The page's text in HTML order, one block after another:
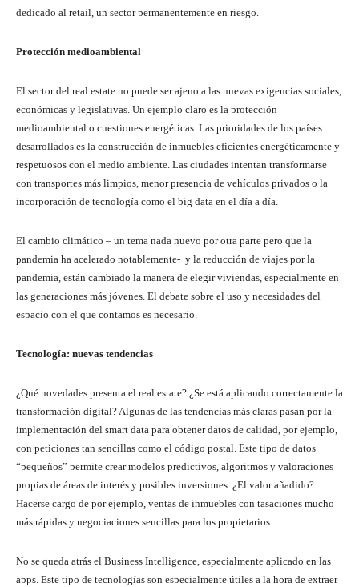
dedicado al retail, un sector permanentemente en riesgo.
Protección medioambiental
El sector del real estate no puede ser ajeno a las nuevas exigencias sociales,
económicas y legislativas. Un ejemplo claro es la protección
medioambiental o cuestiones energéticas. Las prioridades de los países
desarrollados es la construcción de inmuebles eficientes energéticamente y
respetuosos con el medio ambiente. Las ciudades intentan transformarse
con transportes más limpios, menor presencia de vehículos privados o la
incorporación de tecnología como el big data en el día a día.
El cambio climático – un tema nada nuevo por otra parte pero que la
pandemia ha acelerado notablemente- y la reducción de viajes por la
pandemia, están cambiado la manera de elegir viviendas, especialmente en
las generaciones más jóvenes. El debate sobre el uso y necesidades del
espacio con el que contamos es necesario.
Tecnología: nuevas tendencias
¿Qué novedades presenta el real estate? ¿Se está aplicando correctamente la
transformación digital? Algunas de las tendencias más claras pasan por la
implementación del smart data para obtener datos de calidad, por ejemplo,
con peticiones tan sencillas como el código postal. Este tipo de datos
“pequeños” permite crear modelos predictivos, algoritmos y valoraciones
propias de áreas de interés y posibles inversiones. ¿El valor añadido?
Hacerse cargo de por ejemplo, ventas de inmuebles con tasaciones mucho
más rápidas y negociaciones sencillas para los propietarios.
No se queda atrás el Business Intelligence, especialmente aplicado en las
apps. Este tipo de tecnologías son especialmente útiles a la hora de extraer